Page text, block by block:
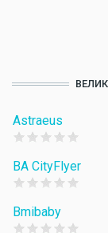
Astraeus
BA CityFlyer
Bmibaby